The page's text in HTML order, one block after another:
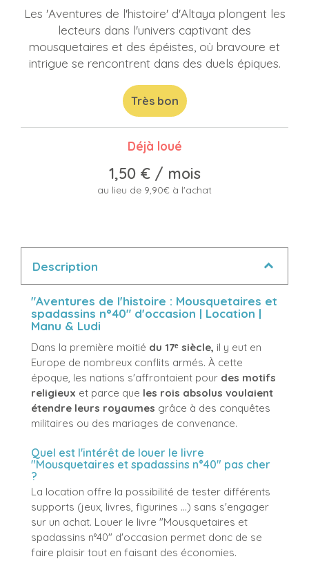
Les 'Aventures de l'histoire' d'Altaya plongent les
lecteurs dans l'univers captivant des
mousquetaires et des épéistes, où bravoure et
intrigue se rencontrent dans des duels épiques.
Très bon
Déjà loué
1,50 €/ mois
au lieu de 9,90€ à l'achat
Description
"Aventures de l'histoire : Mousquetaires et
spadassins n°40" d'occasion | Location |
Manu & Ludi
Dans la première moitié du 17ᵉ siècle, il y eut en
Europe de nombreux conflits armés. À cette
époque, les nations s'affrontaient pour des motifs
religieux et parce que les rois absolus voulaient
étendre leurs royaumes grâce à des conquêtes
militaires ou des mariages de convenance.
Quel est l'intérêt de louer le livre
"Mousquetaires et spadassins n°40" pas cher
?
La location offre la possibilité de tester différents
supports (jeux, livres, figurines ...) sans s'engager
sur un achat. Louer le livre "Mousquetaires et
spadassins n°40" d'occasion permet donc de se
faire plaisir tout en faisant des économies.